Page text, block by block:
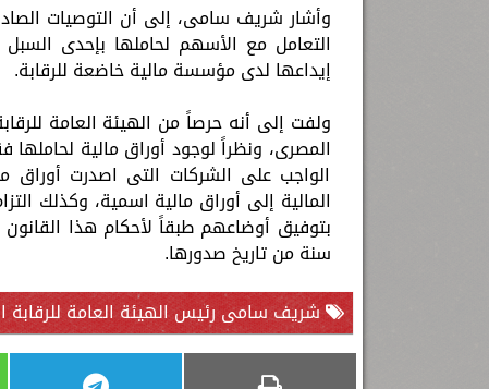
التعامل مع الأسهم لحاملها بإحدى
إيداعها لدى مؤسسة مالية خاضعة للرقابة.
ولفت إلى أنه حرصاً من الهيئة العامة
المصرى، ونظراً لوجود أوراق مالية
الواجب على الشركات التى اصدرت أوراق
المالية إلى أوراق مالية اسمية، وكذلك
بتوفيق أوضاعهم طبقاً لأحكام هذا
سنة من تاريخ صدورها.
شريف سامى رئيس الهيئة العامة للرقابة